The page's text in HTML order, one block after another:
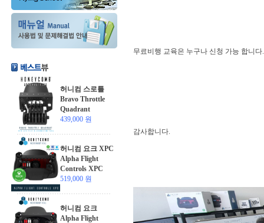
허니컴 스로틀
Bravo Throttle
Quadrant
439,000 원
허니컴 요크 XPC
Alpha Flight
Controls XPC
519,000 원
허니컴 요크
Alpha Flight
무료비행 교육은 누구나 신청 가능 합니다.
감사합니다.